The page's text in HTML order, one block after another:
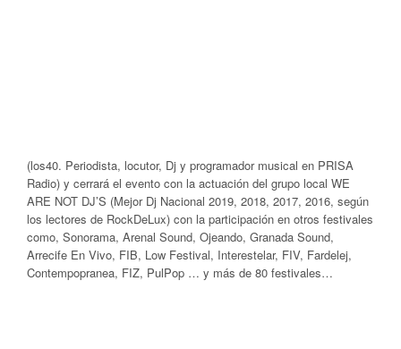
(los40. Periodista, locutor, Dj y programador musical en PRISA
Radio) y cerrará el evento con la actuación del grupo local WE
ARE NOT DJ’S (Mejor Dj Nacional 2019, 2018, 2017, 2016, según
los lectores de RockDeLux) con la participación en otros festivales
como, Sonorama, Arenal Sound, Ojeando, Granada Sound,
Arrecife En Vivo, FIB, Low Festival, Interestelar, FIV, Fardelej,
Contempopranea, FIZ, PulPop … y más de 80 festivales…